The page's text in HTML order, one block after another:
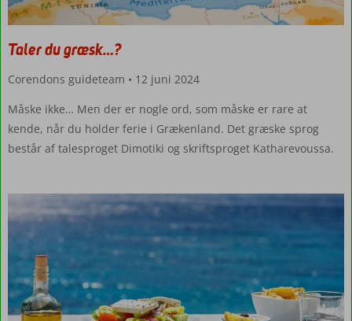
Taler du græsk…?
Corendons guideteam
12 juni 2024
Måske ikke… Men der er nogle ord, som måske er rare at
kende, når du holder ferie i Grækenland. Det græske sprog
består af talesproget Dimotiki og skriftsproget Katharevoussa.